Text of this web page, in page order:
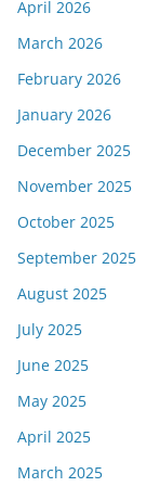
April 2026
March 2026
February 2026
January 2026
December 2025
November 2025
October 2025
September 2025
August 2025
July 2025
June 2025
May 2025
April 2025
March 2025